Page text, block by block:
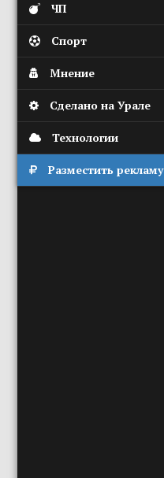
ЧП
Спорт
Мнение
Сделано на Урале
Технологии
Разместить рекламу